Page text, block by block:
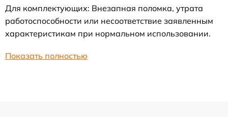
Для комплектующих: Внезапная поломка, утрата
работоспособности или несоответствие заявленным
характеристикам при нормальном использовании.
Показать полностью